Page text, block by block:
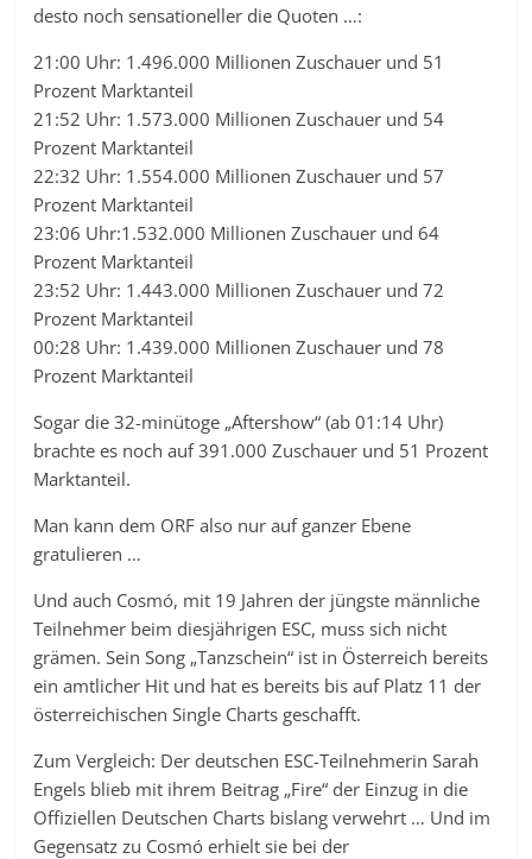
desto noch sensationeller die Quoten …:
21:00 Uhr: 1.496.000 Millionen Zuschauer und 51
Prozent Marktanteil
21:52 Uhr: 1.573.000 Millionen Zuschauer und 54
Prozent Marktanteil
22:32 Uhr: 1.554.000 Millionen Zuschauer und 57
Prozent Marktanteil
23:06 Uhr:1.532.000 Millionen Zuschauer und 64
Prozent Marktanteil
23:52 Uhr: 1.443.000 Millionen Zuschauer und 72
Prozent Marktanteil
00:28 Uhr: 1.439.000 Millionen Zuschauer und 78
Prozent Marktanteil
Sogar die 32-minütoge „Aftershow“ (ab 01:14 Uhr)
brachte es noch auf 391.000 Zuschauer und 51 Prozent
Marktanteil.
Man kann dem ORF also nur auf ganzer Ebene
gratulieren …
Und auch Cosmó, mit 19 Jahren der jüngste männliche
Teilnehmer beim diesjährigen ESC, muss sich nicht
grämen. Sein Song „Tanzschein“ ist in Österreich bereits
ein amtlicher Hit und hat es bereits bis auf Platz 11 der
österreichischen Single Charts geschafft.
Zum Vergleich: Der deutschen ESC-Teilnehmerin Sarah
Engels blieb mit ihrem Beitrag „Fire“ der Einzug in die
Offiziellen Deutschen Charts bislang verwehrt … Und im
Gegensatz zu Cosmó erhielt sie bei der